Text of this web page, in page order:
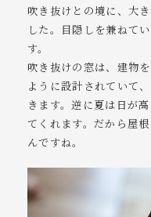
吹き抜けとの境に、大
した。目隠しを兼ねて
す。
吹き抜けの窓は、建物
ように設計されていて
きます。逆に夏は日が
てくれます。だから屋
んですね。